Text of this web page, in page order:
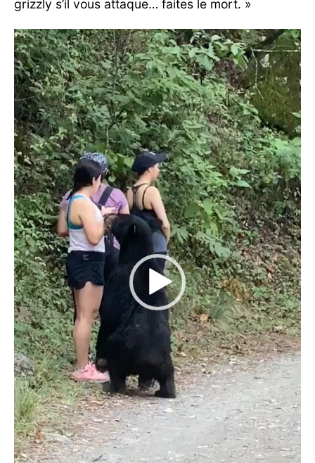
grizzly s’il vous attaque… faites le mort. »
Lecteur
vidéo